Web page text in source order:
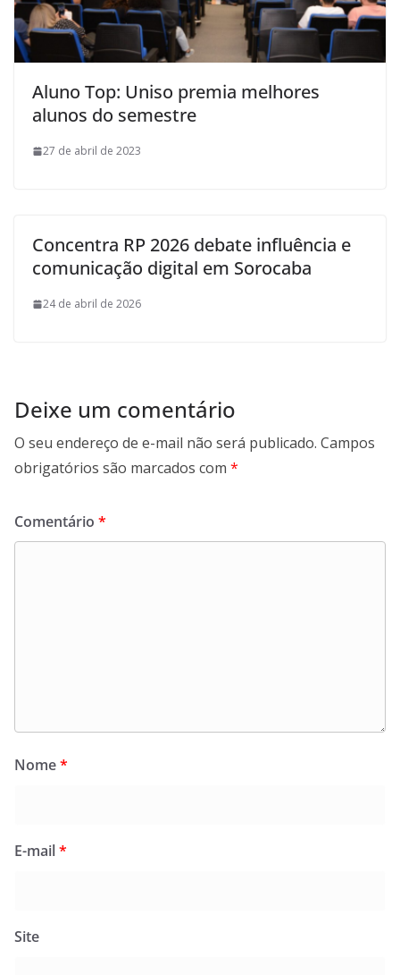
Aluno Top: Uniso premia melhores
alunos do semestre
27 de abril de 2023
Concentra RP 2026 debate influência e
comunicação digital em Sorocaba
24 de abril de 2026
Deixe um comentário
O seu endereço de e-mail não será publicado. Campos
obrigatórios são marcados com *
Comentário *
Nome*
E-mail*
Site